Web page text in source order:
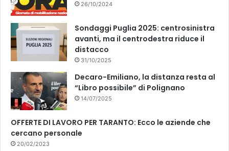
26/10/2024
Sondaggi Puglia 2025: centrosinistra
avanti, ma il centrodestra riduce il
distacco
31/10/2025
Decaro-Emiliano, la distanza resta al
“Libro possibile” di Polignano
14/07/2025
OFFERTE DI LAVORO PER TARANTO: Ecco le aziende che
cercano personale
20/02/2023